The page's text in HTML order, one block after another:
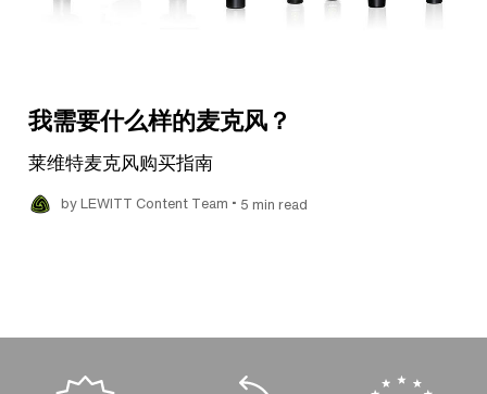
我需要什么样的麦克风？
莱维特麦克风购买指南
by LEWITT Content Team • 5 min read